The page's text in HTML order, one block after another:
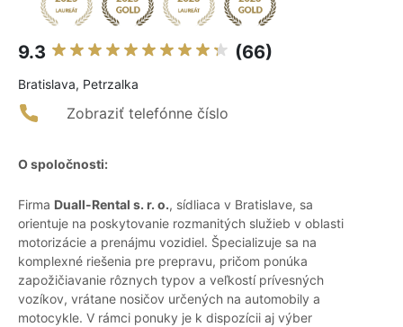
9.3 (66)
Bratislava, Petrzalka
Zobraziť telefónne číslo
O spoločnosti:
Firma Duall-Rental s. r. o., sídliaca v Bratislave, sa
orientuje na poskytovanie rozmanitých služieb v oblasti
motorizácie a prenájmu vozidiel. Špecializuje sa na
komplexné riešenia pre prepravu, pričom ponúka
zapožičiavanie rôznych typov a veľkostí prívesných
vozíkov, vrátane nosičov určených na automobily a
motocykle. V rámci ponuky je k dispozícii aj výber